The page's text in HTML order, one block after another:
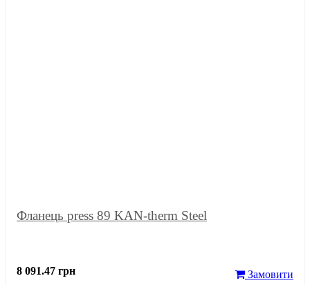
Фланець press 89 KAN-therm Steel
8 091.47 грн Замовити